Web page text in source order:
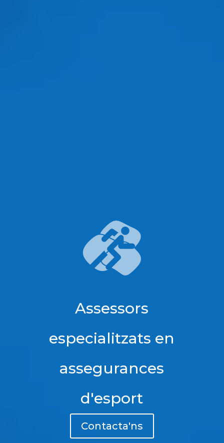
Assessors
especialitzats en
assegurances
d'esport
Contacta'ns